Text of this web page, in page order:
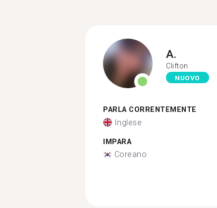
A.
Clifton
NUOVO
PARLA CORRENTEMENTE
Inglese
IMPARA
Coreano